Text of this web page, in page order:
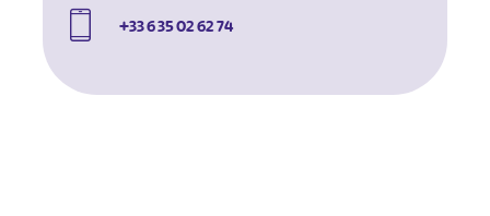
+33 6 35 02 62 74